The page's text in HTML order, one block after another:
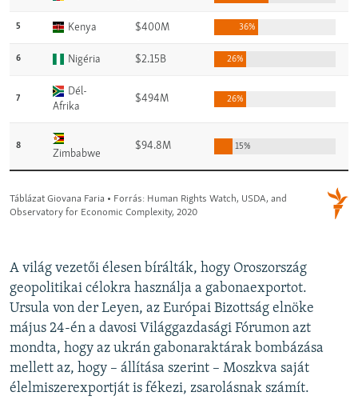
A világ vezetői élesen bírálták, hogy Oroszország
geopolitikai célokra használja a gabonaexportot.
Ursula von der Leyen, az Európai Bizottság elnöke
május 24-én a davosi Világgazdasági Fórumon azt
mondta, hogy az ukrán gabonaraktárak bombázása
mellett az, hogy – állítása szerint – Moszkva saját
élelmiszerexportját is fékezi, zsarolásnak számít.